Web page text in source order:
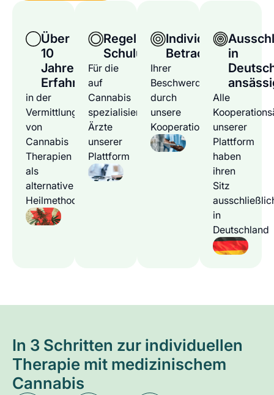
Über
10
Jahre
Erfahrung
in der
Vermittlung
von
Cannabis
Therapien
als
alternative
Heilmethode
Regelmäßige
Schulungen
Für die
auf
Cannabis
spezialisierten
Ärzte
unserer
Plattform
Individuelle
Betrachtung
Ihrer
Beschwerden
durch
unsere
Kooperationsärzte
in
Alle
unserer
Plattform
haben
ihren
Sitz
in
Deutschland
In 3 Schritten zur individuellen
Therapie mit medizinischem
Cannabis